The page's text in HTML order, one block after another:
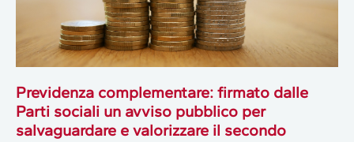
Previdenza complementare: firmato dalle
Parti sociali un avviso pubblico per
salvaguardare e valorizzare il secondo